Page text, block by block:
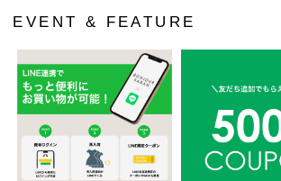
EVENT & FEATURE